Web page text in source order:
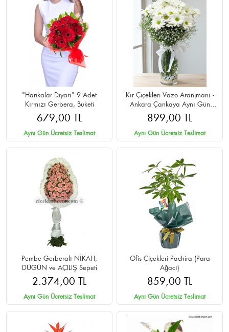
"Harikalar Diyarı" 9 Adet
Kırmızı Gerbera, Buketi
679,00 TL
Aynı Gün Ücretsiz Teslimat
Kır Çiçekleri Vazo Aranjmanı -
Ankara Çankaya Aynı Gün
Teslim
899,00 TL
Aynı Gün Ücretsiz Teslimat
Pembe Gerberalı NİKAH,
DÜGÜN ve AÇILIŞ Sepeti
2.374,00 TL
Aynı Gün Ücretsiz Teslimat
Ofis Çiçekleri Pachira (Para
Ağacı)
859,00 TL
Aynı Gün Ücretsiz Teslimat